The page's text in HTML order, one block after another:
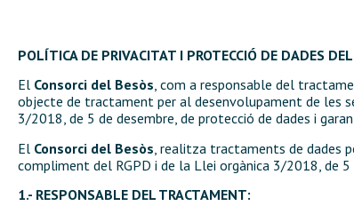
POLÍTICA DE PRIVACITAT I PROTECCIÓ DE DADES
El Consorci del Besòs, com a responsable del
objecte de tractament per al desenvolupament de les
3/2018, de 5 de desembre, de protecció de dades i
El Consorci del Besòs , realitza tractaments de dades
compliment del RGPD i de la Llei orgànica 3/2018, de
1.- RESPONSABLE DEL TRACTAMENT: